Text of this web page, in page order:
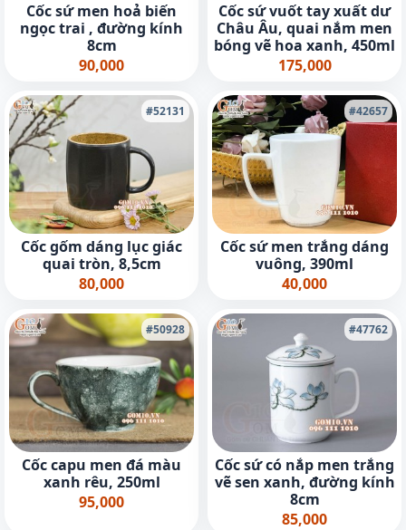
Cốc sứ men hoả biến
ngọc trai , đường kính
8cm
90,000
Cốc sứ vuốt tay xuất dư
Châu Âu, quai nắm men
bóng vẽ hoa xanh, 450ml
175,000
#52131
Cốc gốm dáng lục giác
quai tròn, 8,5cm
80,000
#42657
Cốc sứ men trắng dáng
vuông, 390ml
40,000
#50928
Cốc capu men đá màu
xanh rêu, 250ml
95,000
#47762
Cốc sứ có nắp men trắng
vẽ sen xanh, đường kính
8cm
85,000